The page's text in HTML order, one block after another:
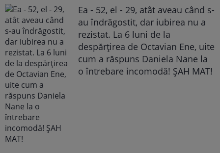
Ea - 52, el - 29, atât aveau când s-
au îndrăgostit, dar iubirea nu a
rezistat. La 6 luni de la
despărțirea de Octavian Ene, uite
cum a răspuns Daniela Nane la
o întrebare incomodă! ȘAH MAT!